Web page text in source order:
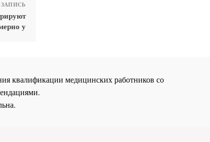
у
квалификации медицинских работников со